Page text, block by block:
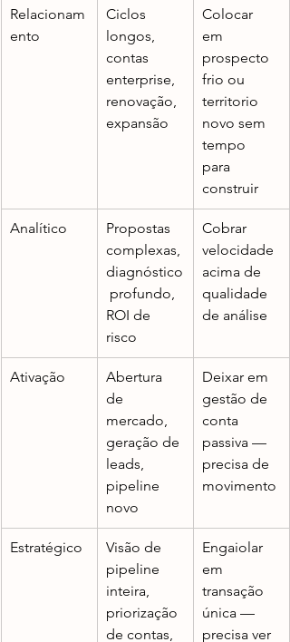
Relacionam
ento
Ciclos
longos,
contas
enterprise,
renovação,
expansão
Colocar
em
prospecto
frio ou
territorio
novo sem
tempo
para
construir
Analítico
Propostas
complexas,
diagnóstico
profundo,
ROI de
risco
Cobrar
velocidade
acima de
qualidade
de análise
Ativação
Abertura
de
mercado,
geração de
leads,
pipeline
novo
Deixar em
gestão de
conta
passiva —
precisa de
movimento
Estratégico
Visão de
pipeline
inteira,
priorização
de contas,
Engaiolar
em
transação
única —
precisa ver